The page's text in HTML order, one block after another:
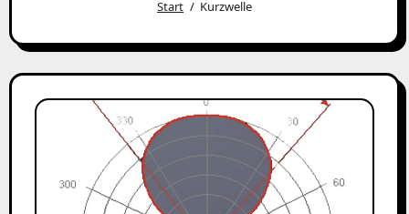
Start Kurzwelle